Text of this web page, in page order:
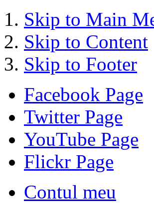
Skip to Main
Skip to Content
Skip to Footer
Facebook Page
Twitter Page
YouTube Page
Flickr Page
Contul meu